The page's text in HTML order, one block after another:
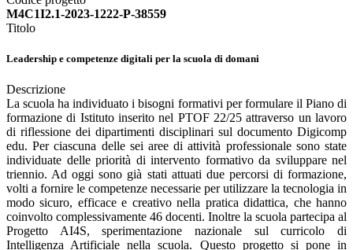
M4C1I2.1-2023-1222-P-38559
Titolo
Leadership e competenze digitali per la scuola di domani
Descrizione
La scuola ha individuato i bisogni formativi per formulare il Piano di
formazione di Istituto inserito nel PTOF 22/25 attraverso un lavoro
di riflessione dei dipartimenti disciplinari sul documento Digicomp
edu. Per ciascuna delle sei aree di attività professionale sono state
individuate delle priorità di intervento formativo da sviluppare nel
triennio. Ad oggi sono già stati attuati due percorsi di formazione,
volti a fornire le competenze necessarie per utilizzare la tecnologia in
modo sicuro, efficace e creativo nella pratica didattica, che hanno
coinvolto complessivamente 46 docenti. Inoltre la scuola partecipa al
Progetto AI4S, sperimentazione nazionale sul curricolo di
Intelligenza Artificiale nella scuola. Questo progetto si pone in